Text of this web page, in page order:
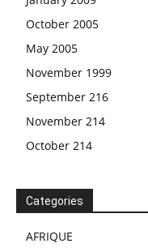
October 2005
May 2005
November 1999
September 216
November 214
October 214
Categories
AFRIQUE